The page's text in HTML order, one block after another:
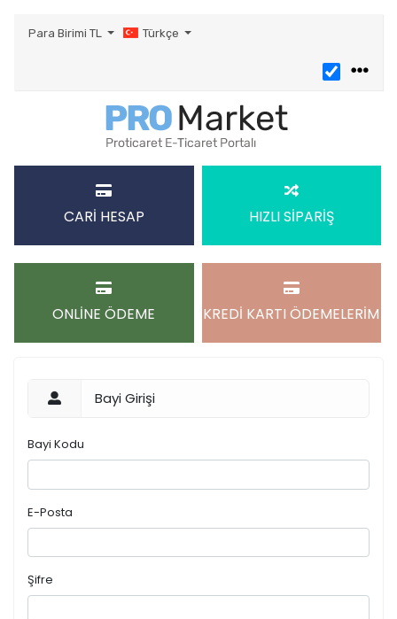
Para Birimi TL Türkçe
CARİ HESAP HIZLI SİPARİŞ
ONLİNE ÖDEME KREDİ KARTI ÖDEMELERİM
Bayi Girişi
Bayi Kodu
E-Posta
Şifre